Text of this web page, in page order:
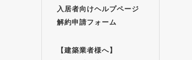
入居者向けヘルプページ
解約申請フォーム
【建築業者様へ】